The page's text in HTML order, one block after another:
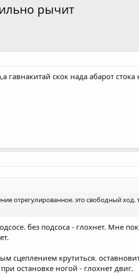
рычит
гавнакитай скок нада абарот
отрегулированное. это свободный
без подсоса - глохнет. Мне
сцеплением крутиться.
остановке ногой - глохнет двиг.